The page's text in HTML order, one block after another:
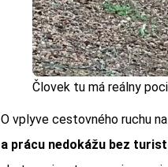
Človek tu má reálny
O vplyve cestovného ruchu
a prácu nedokážu bez